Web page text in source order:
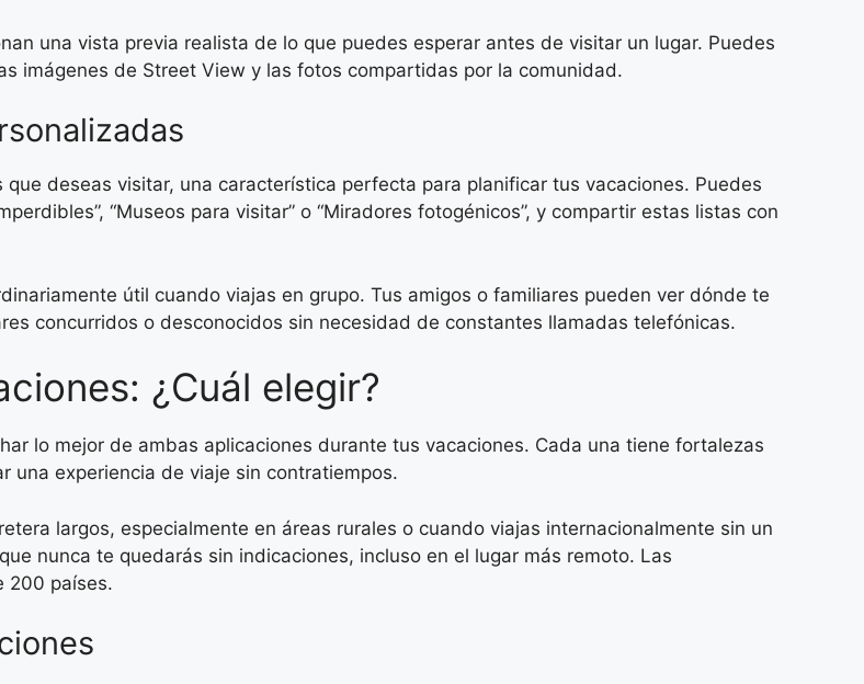
una vista previa realista de lo que puedes esperar antes de visitar un lugar. Puedes
imágenes de Street View y las fotos compartidas por la comunidad.
deseas visitar, una característica perfecta para planificar tus vacaciones. Puedes
“Museos para visitar” o “Miradores fotogénicos”, y compartir estas listas con
útil cuando viajas en grupo. Tus amigos o familiares pueden ver dónde te
concurridos o desconocidos sin necesidad de constantes llamadas telefónicas.
¿Cuál elegir?
lo mejor de ambas aplicaciones durante tus vacaciones. Cada una tiene fortalezas
una experiencia de viaje sin contratiempos.
largos, especialmente en áreas rurales o cuando viajas internacionalmente sin un
nunca te quedarás sin indicaciones, incluso en el lugar más remoto. Las
200 países.